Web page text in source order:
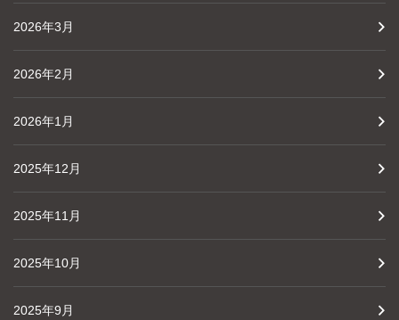
2026年3月
2026年2月
2026年1月
2025年12月
2025年11月
2025年10月
2025年9月